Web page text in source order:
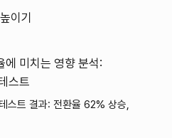
이기
에 미치는 영향 분석:
스트
트 결과: 전환율 62% 상승,